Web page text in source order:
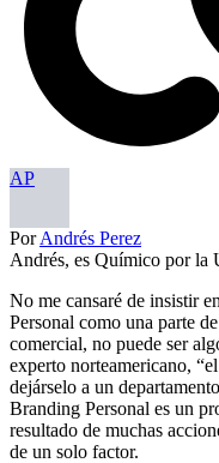
AP
PorAndrés Perez
Andrés, es Químico por la
No me cansaré de insistir
Personal como una parte
comercial, no puede ser
experto norteamericano,
dejárselo a un
Branding Personal es un
resultado de muchas
de un solo factor.